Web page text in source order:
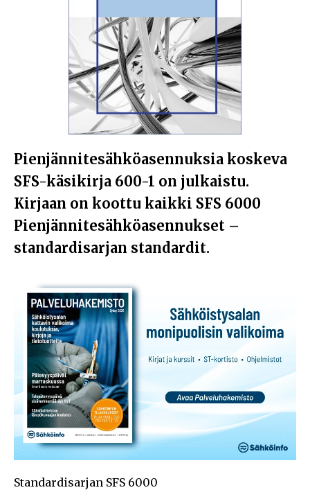
Pienjännitesähköasennuksia koskeva
SFS-käsikirja 600-1 on julkaistu.
Kirjaan on koottu kaikki SFS 6000
Pienjännitesähköasennukset –
standardisarjan standardit.
Standardisarjan SFS 6000